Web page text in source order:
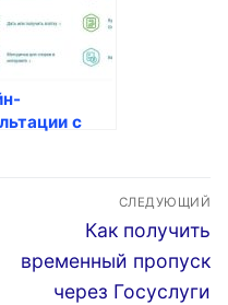
с
СЛЕДУЮЩИЙ
Следующая
запись:
Как получить
временный пропуск
через Госуслуги